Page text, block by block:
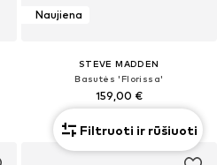
Naujiena
STEVE MADDEN
Basutės 'Florissa'
159,00 €
Filtruoti ir rūšiuoti